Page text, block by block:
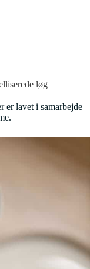
løg
er lavet i samarbejde